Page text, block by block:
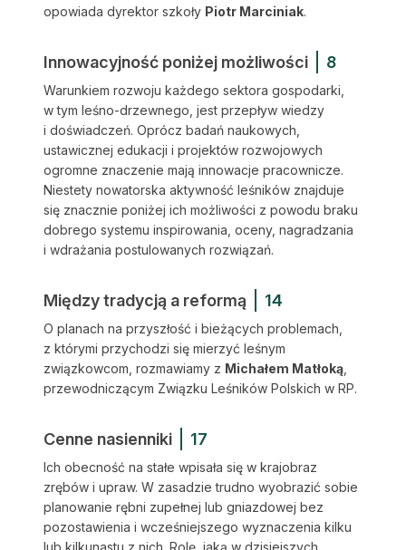
opowiada dyrektor szkoły Piotr Marciniak.
Innowacyjność poniżej możliwości 8
Warunkiem rozwoju każdego sektora gospodarki,
w tym leśno-drzewnego, jest przepływ wiedzy
i doświadczeń. Oprócz badań naukowych,
ustawicznej edukacji i projektów rozwojowych
ogromne znaczenie mają innowacje pracownicze.
Niestety nowatorska aktywność leśników znajduje
się znacznie poniżej ich możliwości z powodu braku
dobrego systemu inspirowania, oceny, nagradzania
i wdrażania postulowanych rozwiązań.
Między tradycją a reformą 14
O planach na przyszłość i bieżących problemach,
z którymi przychodzi się mierzyć leś­nym
związkowcom, rozmawiamy z Michałem Matłoką
przewodniczącym Związku Leśników Polskich w RP.
Cenne nasienniki 17
Ich obecność na stałe wpisała się w krajobraz
zrębów i upraw. W zasadzie trudno wyobrazić sobie
planowanie rębni zupełnej lub gniazdowej bez
pozostawienia i wcześniejszego wyznaczenia kilku
lub kilkunastu z nich. Rolę, jaką w dzisiejszych